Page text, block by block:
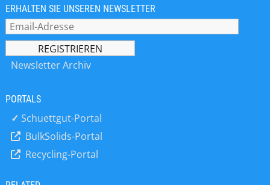
ERHALTEN SIE UNSEREN NEWSLETTER
Newsletter Archiv
PORTALS
✓ Schuettgut-Portal
BulkSolids-Portal
Recycling-Portal